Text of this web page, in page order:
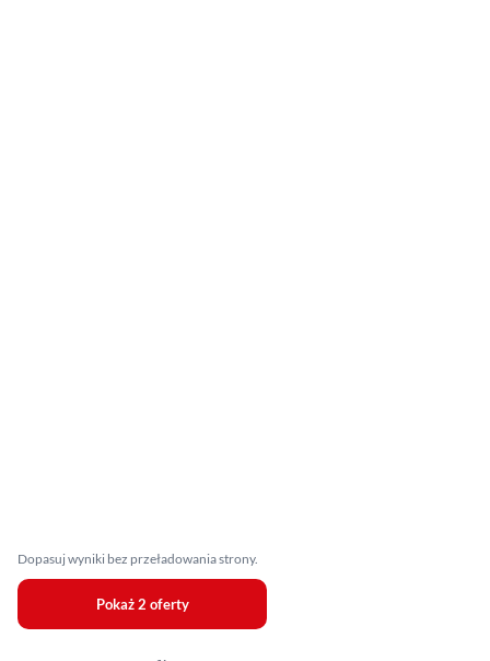
Dopasuj wyniki bez przeładowania strony.
Pokaż 2 oferty